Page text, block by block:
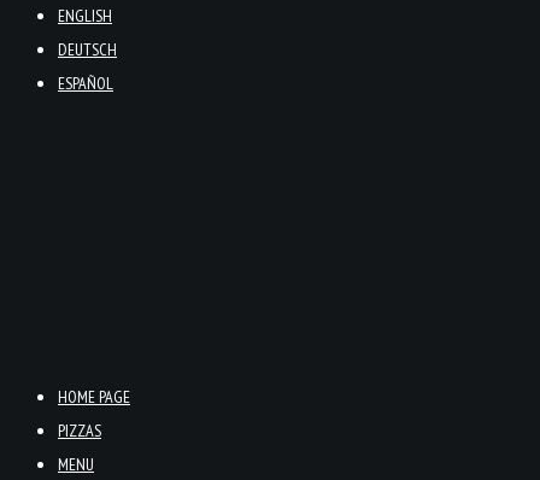
ENGLISH
DEUTSCH
ESPAÑOL
HOME PAGE
PIZZAS
MENU